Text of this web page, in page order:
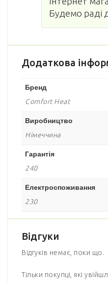
Будемо раді
Додаткова
Бренд
Comfort Heat
Виробництво
Німеччина
Гарантія
240
Електроспоживання
230
Відгуки
Відгуків немає, поки що.
Тільки покупці, які